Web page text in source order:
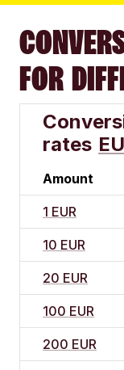
FOR
rates
Amount
1 EUR
10 EUR
20 EUR
100 EUR
200 EUR